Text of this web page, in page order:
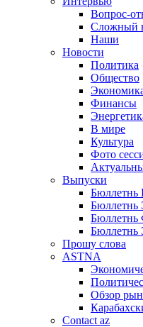
Вопрос-
Сложный
Наши
Новости
Политика
Общество
Финансы
В мире
Культура
Фото
Выпуски
Бюллетнь
Бюллетнь
Бюллетнь
Прошу слова
ASTNA
Обзор
Contact az